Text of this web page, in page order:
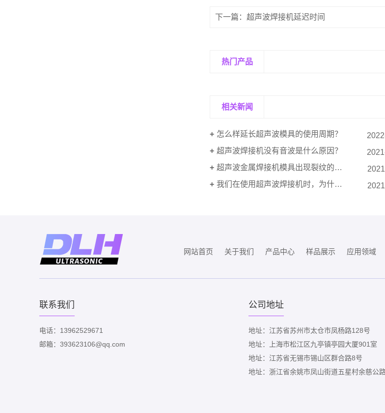
下一篇：超声波焊接机延迟时间
热门产品
相关新闻
怎么样延长超声波模具的使用周期？
超声波焊接机没有音波是什么原因？
超声波金属焊接机模具出现裂纹的原因分析
我们在使用超声波焊接机时，为什么会有焊接不住的情况？
网站首页 关于我们 产品中心 样品展示 应用领域
联系我们
电话：13962529671
邮箱：393623106@qq.com
公司地址
地址：江苏省苏州市太仓市凤杨路128号
地址：上海市松江区九亭镇亭园大厦901室
地址：江苏省无锡市锡山区群合路8号
地址：浙江省余姚市凤山街道五星村余慈公